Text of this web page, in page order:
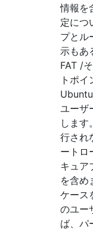
情報を
定につ
プとル
示もあ
FAT /
トポ
ユーザ
します
行され
ートロ
キュア
を含め
ケース
のユー
ば、パ